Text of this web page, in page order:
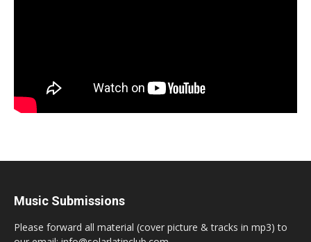
Music Submissions
Please forward all material (cover picture & tracks in mp3) to